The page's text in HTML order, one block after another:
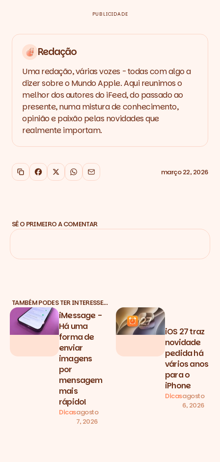
PUBLICIDADE
Redação
Uma redação, várias vozes - todas com algo a
dizer sobre o Mundo Apple. Aqui reunimos o
melhor dos autores do iFeed, do passado ao
presente, numa mistura de conhecimento,
opinião e paixão pelas novidades que
realmente importam.
Copiar link
Facebook
X WhatsApp
Email março 22, 2026
SÊ O PRIMEIRO A COMENTAR
TAMBÉM PODES TER INTERESSE…
iMessage -
Há uma
forma de
enviar
imagens
por
mensagem
mais
rápido!
Dicasagosto
7, 2026
iOS 27 traz
novidade
pedida há
vários anos
para o
iPhone
Dicasagosto
6, 2026